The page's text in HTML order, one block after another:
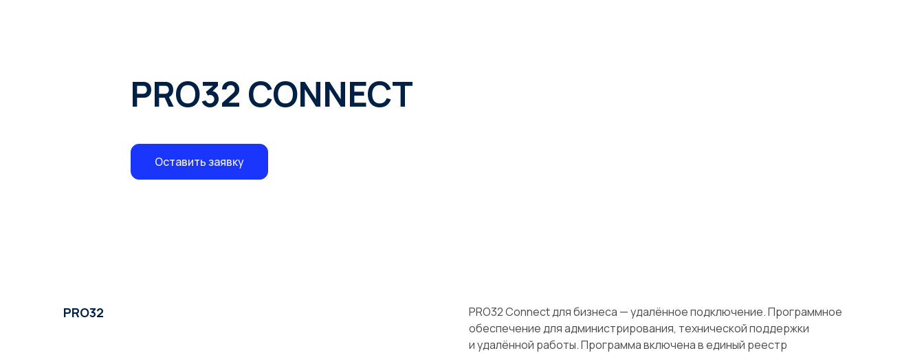
Оставить заявку
PRO32 CONNECT
PRO32 Connect для бизнеса — удалённое подключение. Программное
обеспечение для администрирования, технической поддержки
и удалённой работы. Программа включена в единый реестр
PRO32